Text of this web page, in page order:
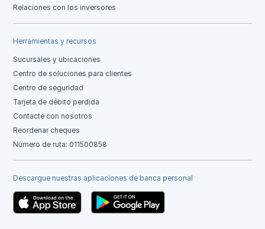
Relaciones con los inversores
Herramientas y recursos
Sucursales y ubicaciones
Centro de soluciones para clientes
Centro de seguridad
Tarjeta de débito perdida
Contacte con nosotros
Reordenar cheques
Número de ruta: 011500858
Descargue nuestras aplicaciones de banca personal